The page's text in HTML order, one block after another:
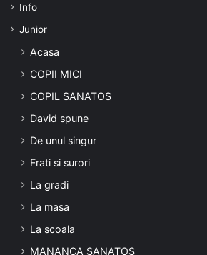
Info
Junior
Acasa
COPII MICI
COPIL SANATOS
David spune
De unul singur
Frati si surori
La gradi
La masa
La scoala
MANANCA SANATOS